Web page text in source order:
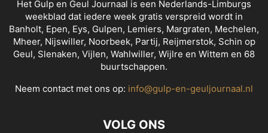
Het Gulp en Geul Journaal is een Nederlands-Limburgs
weekblad dat iedere week gratis verspreid wordt in
Banholt, Epen, Eys, Gulpen, Lemiers, Margraten, Mechelen,
Mheer, Nijswiller, Noorbeek, Partij, Reijmerstok, Schin op
Geul, Slenaken, Vijlen, Wahlwiller, Wijlre en Wittem en 68
buurtschappen.
Neem contact met ons op: info@gulp-en-geuljournaal.nl
VOLG ONS